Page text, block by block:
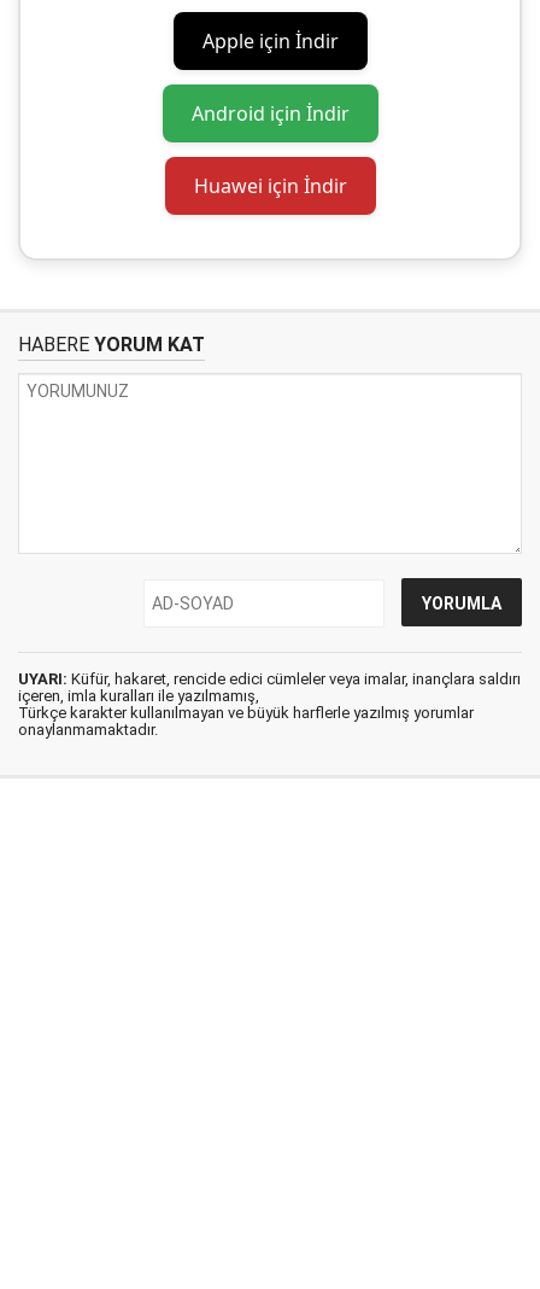
Apple için İndir
Android için İndir
Huawei için İndir
HABERE YORUM KAT
UYARI: Küfür, hakaret, rencide edici cümleler veya imalar, inançlara saldırı
içeren, imla kuralları ile yazılmamış,
Türkçe karakter kullanılmayan ve büyük harflerle yazılmış yorumlar
onaylanmamaktadır.